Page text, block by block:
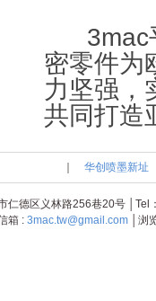
3mac
密零件为
力坚强，
共同打造
华创喷墨新址
市仁德区义林路256巷20号
箱 : 3mac.tw@gmail.com │浏